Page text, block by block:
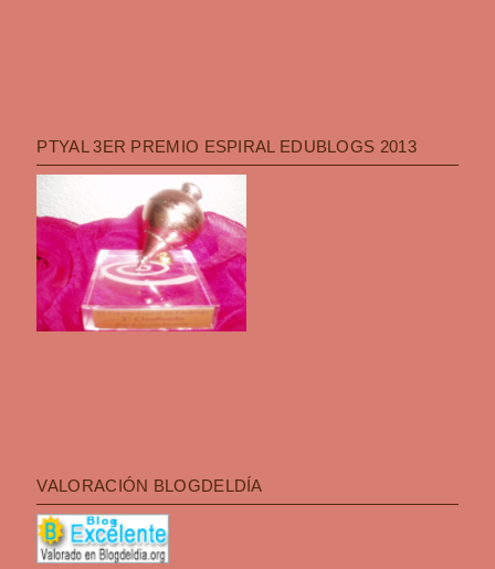
PTYAL 3ER PREMIO ESPIRAL EDUBLOGS 2013
VALORACIÓN BLOGDELDÍA